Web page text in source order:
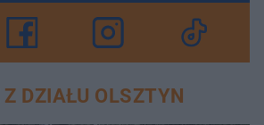
DZIAŁU OLSZTYN